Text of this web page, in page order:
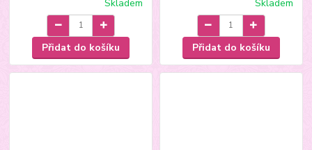
Skladem
Přidat do košíku
Skladem
Přidat do košíku